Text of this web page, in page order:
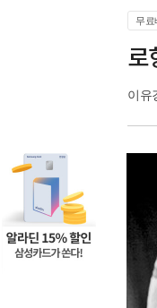
무
로
이유